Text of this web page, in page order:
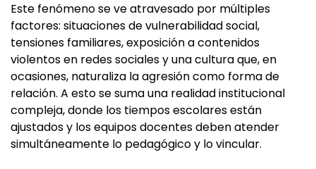
Este fenómeno se ve atravesado por múltiples
factores: situaciones de vulnerabilidad social,
tensiones familiares, exposición a contenidos
violentos en redes sociales y una cultura que, en
ocasiones, naturaliza la agresión como forma de
relación. A esto se suma una realidad institucional
compleja, donde los tiempos escolares están
ajustados y los equipos docentes deben atender
simultáneamente lo pedagógico y lo vincular.